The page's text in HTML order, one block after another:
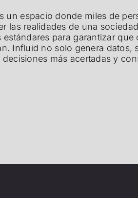
espacio donde miles de
las realidades de una
para garantizar
Influid no solo genera
más acertadas y